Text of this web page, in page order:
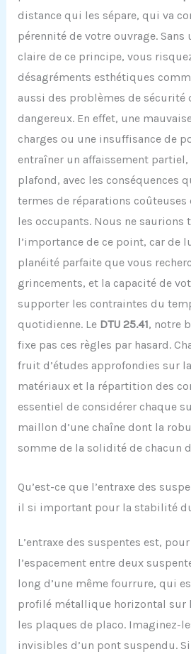
distance qui les sépare, qui va
pérennité de votre ouvrage. Sans
claire de ce principe, vous
désagréments esthétiques
aussi des problèmes de sécurité
dangereux. En effet, une
charges ou une insuffisance de
entraîner un affaissement
plafond, avec les conséquences
termes de réparations
les occupants. Nous ne
l’importance de ce point, car de
planéité parfaite que vous
grincements, et la capacité de
supporter les contraintes du
quotidienne. Le DTU 25.41, notre
fixe pas ces règles par hasard.
fruit d’études approfondies sur
matériaux et la répartition des
essentiel de considérer chaque
maillon d’une chaîne dont la
somme de la solidité de chacun
Qu’est-ce que l’entraxe des
il si important pour la stabilité
L’entraxe des suspentes est,
l’espacement entre deux
long d’une même fourrure, qui
profilé métallique horizontal sur
les plaques de placo. Imaginez-
invisibles d’un pont suspendu.